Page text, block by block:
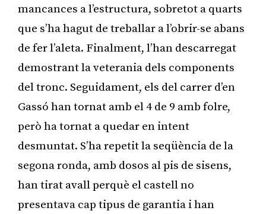
mancances a l’estructura, sobretot a quarts
que s’ha hagut de treballar a l’obrir-se abans
de fer l’aleta. Finalment, l’han descarregat
demostrant la veterania dels components
del tronc. Seguidament, els del carrer d’en
Gassó han tornat amb el 4 de 9 amb folre,
però ha tornat a quedar en intent
desmuntat. S’ha repetit la seqüència de la
segona ronda, amb dosos al pis de sisens,
han tirat avall perquè el castell no
presentava cap tipus de garantia i han